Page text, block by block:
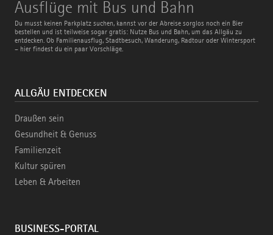
Ausflüge mit Bus und Bahn
Du musst keinen Parkplatz suchen, kannst vor der Abreise sorglos noch ein Bier
bestellen und ist teilweise sogar gratis: Nutze Bus und Bahn, um das Allgäu zu
entdecken. Ob Familienausflug, Stadtbesuch, Wanderung, Radtour oder Wintersport
– hier findest du ein paar Vorschläge.
mit
Bus
und
Bahn
ALLGÄU ENTDECKEN
Draußen sein
Gesundheit & Genuss
Familienzeit
Kultur spüren
Leben & Arbeiten
BUSINESS-PORTAL